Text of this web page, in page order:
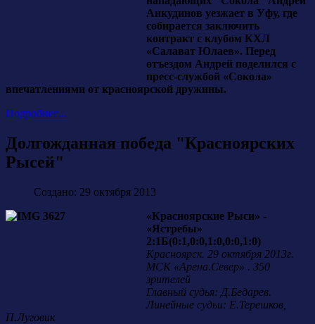
Анкудинов уезжает в Уфу, где
собирается заключить
контракт с клубом КХЛ
«Салават Юлаев». Перед
отъездом Андрей поделился с
пресс-службой «Сокола»
впечатлениями от красноярской дружины.
Подробнее...
Долгожданная победа "Красноярских
Рысей"
Создано: 29 октября 2013
«Красноярские Рыси» -
«Ястребы»
2:1Б(0:1,0:0,1:0,0:0,1:0)
Красноярск. 29 октября 2013г.
МСК «Арена.Север» . 350
зрителей
Главный судья: Д.Бедарев.
Линейные судьи: Е.Терешков,
П.Луговик